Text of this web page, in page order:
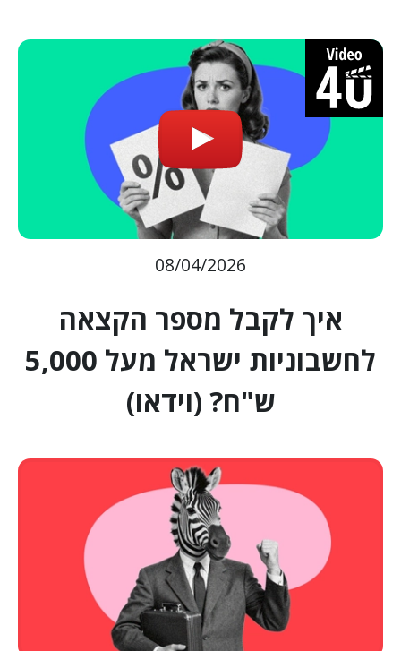
08/04/2026
איך לקבל מספר הקצאה
לחשבוניות ישראל מעל 5,000
ש"ח? (וידאו)